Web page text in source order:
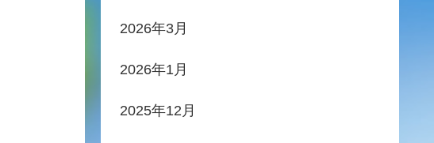
2026年3月
2026年1月
2025年12月